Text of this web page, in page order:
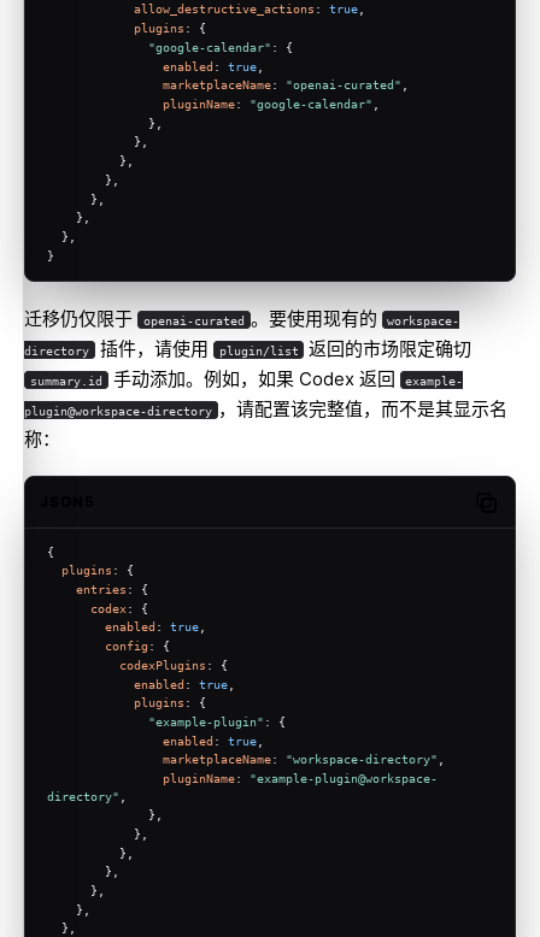
allow_destructive_actions : true,
plugins : {
"google-calendar" : {
enabled : true
marketplaceName: "openai-curated"
pluginName: "google-calendar"
              },
            },
          },
        },
      },
    },
  },
}
迁移仍仅限于 openai-curated 。要使用现有的 workspace-
directory 插件，请使用 plugin/list 返回的市场限定确切
summary.id 手动添加。例如，如果 Codex 返回 example-
plugin@workspace-directory ，请配置该完整值，而不是其显示名
称：
{
plugins : {
entries : {
codex: {
enabled : true
config : {
codexPlugins : {
enabled : true
plugins : {
"example-plugin" : {
enabled : true
marketplaceName: "workspace-directory" ,
pluginName: "example-plugin@workspace-
directory"
              },
            },
          },
        },
      },
    },
  },